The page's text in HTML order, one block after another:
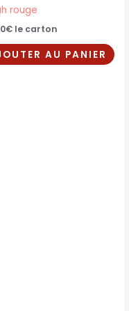
rouge
€ le carton
AU PANIER